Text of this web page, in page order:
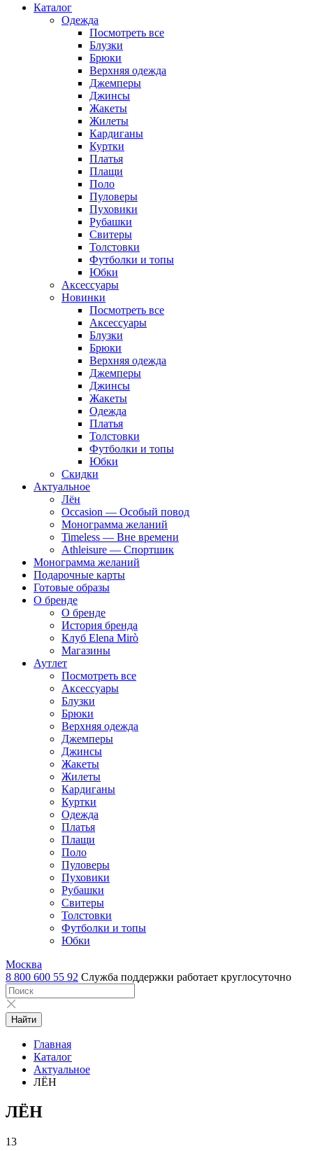
Каталог
Одежда
Посмотреть все
Блузки
Брюки
Верхняя одежда
Джемперы
Джинсы
Жакеты
Жилеты
Кардиганы
Куртки
Платья
Плащи
Поло
Пуловеры
Пуховики
Рубашки
Свитеры
Толстовки
Футболки и топы
Юбки
Аксессуары
Новинки
Посмотреть все
Аксессуары
Блузки
Брюки
Верхняя одежда
Джемперы
Джинсы
Жакеты
Одежда
Платья
Толстовки
Футболки и топы
Юбки
Скидки
Актуальное
Лён
Occasion — Особый повод
Монограмма желаний
Timeless — Вне времени
Athleisure — Спортшик
Монограмма желаний
Подарочные карты
Готовые образы
О бренде
О бренде
История бренда
Клуб Elena Mirò
Магазины
Аутлет
Посмотреть все
Аксессуары
Блузки
Брюки
Верхняя одежда
Джемперы
Джинсы
Жакеты
Жилеты
Кардиганы
Куртки
Одежда
Платья
Плащи
Поло
Пуловеры
Пуховики
Рубашки
Свитеры
Толстовки
Футболки и топы
Юбки
Москва
8 800 600 55 92 Служба поддержки работает круглосуточно
Найти
Главная
Каталог
Актуальное
ЛЁН
ЛЁН
13